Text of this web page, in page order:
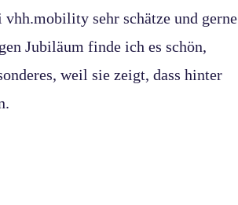
sehr schätze und gerne
Jubiläum finde ich es schön,
weil sie zeigt, dass hinter